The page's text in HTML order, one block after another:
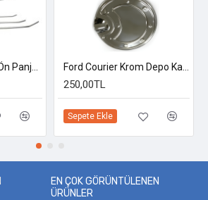
250,00TL
Sepete Ekle
EN ÇOK GÖRÜNTÜLENEN
ÜRÜNLER